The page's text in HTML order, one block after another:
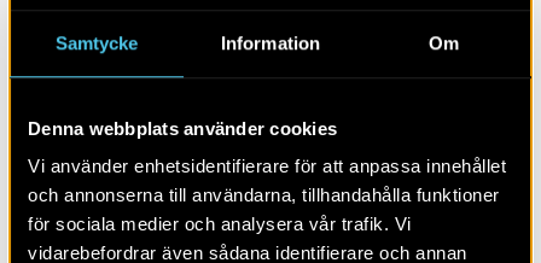
Samtycke Information Om
Denna webbplats använder cookies
Vi använder enhetsidentifierare för att anpassa innehållet
och annonserna till användarna, tillhandahålla funktioner
för sociala medier och analysera vår trafik. Vi
vidarebefordrar även sådana identifierare och annan